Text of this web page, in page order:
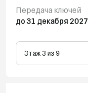
Передача ключей
до 31 декабря 2027
Этаж 3 из 9